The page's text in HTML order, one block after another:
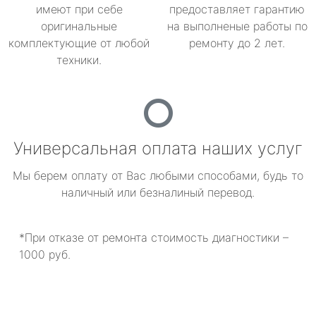
имеют при себе
оригинальные
комплектующие от любой
техники.
предоставляет гарантию
на выполненые работы по
ремонту до 2 лет.
Универсальная оплата наших услуг
Мы берем оплату от Вас любыми способами, будь то
наличный или безналиный перевод.
*При отказе от ремонта стоимость диагностики –
1000 руб.